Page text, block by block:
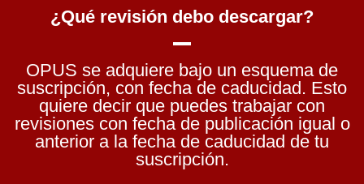
¿Qué revisión debo descargar?
OPUS se adquiere bajo un esquema de
suscripción, con fecha de caducidad. Esto
quiere decir que puedes trabajar con
revisiones con fecha de publicación igual o
anterior a la fecha de caducidad de tu
suscripción.